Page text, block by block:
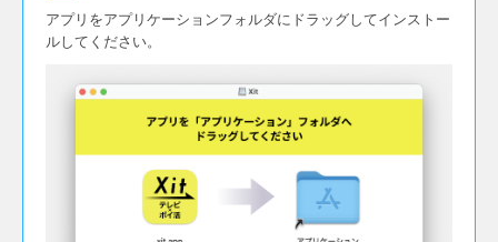
アプリをアプリケーションフォルダにドラッグしてインストー
ルしてください。